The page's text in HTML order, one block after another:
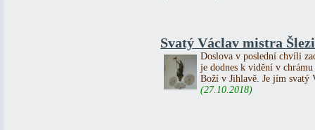
Svatý Václav mistra
Doslova v poslední chvíli
je dodnes k vidění v
Boží v Jihlavě. Je jím svatý
(27.10.2018)